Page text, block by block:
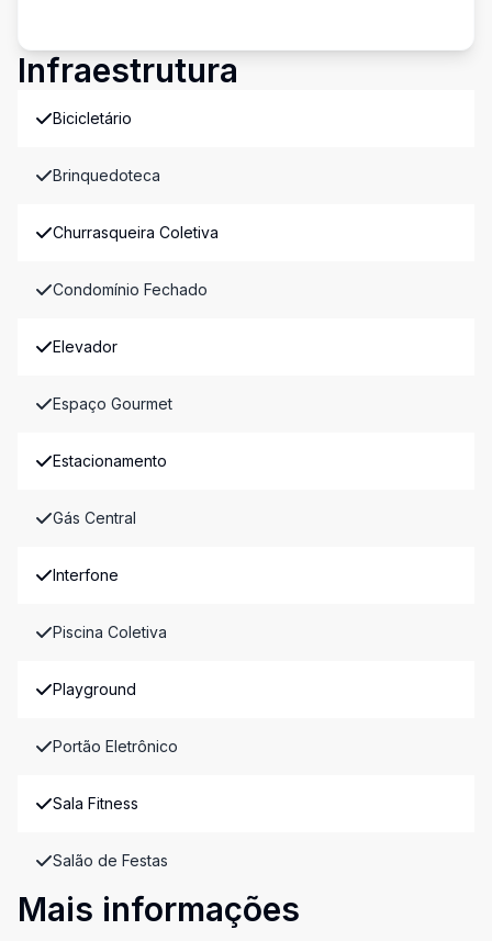
Infraestrutura
Bicicletário
Brinquedoteca
Churrasqueira Coletiva
Condomínio Fechado
Elevador
Espaço Gourmet
Estacionamento
Gás Central
Interfone
Piscina Coletiva
Playground
Portão Eletrônico
Sala Fitness
Salão de Festas
Mais informações